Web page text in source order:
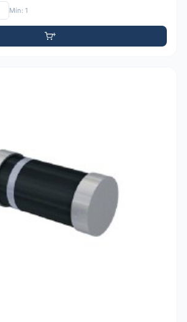
Mín: 1